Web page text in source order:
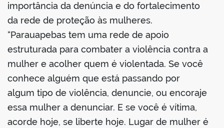
importância da denúncia e do fortalecimento
da rede de proteção às mulheres.
“Parauapebas tem uma rede de apoio
estruturada para combater a violência contra a
mulher e acolher quem é violentada. Se você
conhece alguém que está passando por
algum tipo de violência, denuncie, ou encoraje
essa mulher a denunciar. E se você é vítima,
acorde hoje, se liberte hoje. Lugar de mulher é